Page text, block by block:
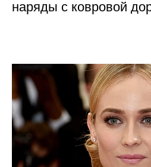
наряды с ковровой